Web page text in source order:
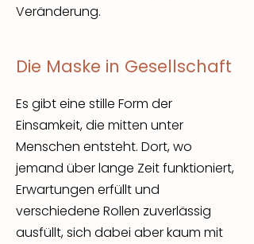
Veränderung.
Die Maske in Gesellschaft
Es gibt eine stille Form der
Einsamkeit, die mitten unter
Menschen entsteht. ​ Dort, wo
jemand über lange Zeit funktioniert,
Erwartungen erfüllt und
verschiedene Rollen zuverlässig
ausfüllt, sich dabei aber kaum mit